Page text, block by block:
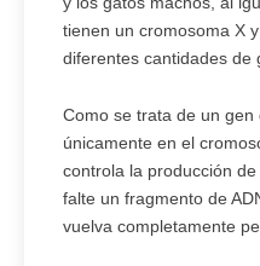
tienen un cromosoma X
diferentes cantidades de
Como se trata de un gen
únicamente en el
controla la producción
falte un fragmento de
vuelva completamente